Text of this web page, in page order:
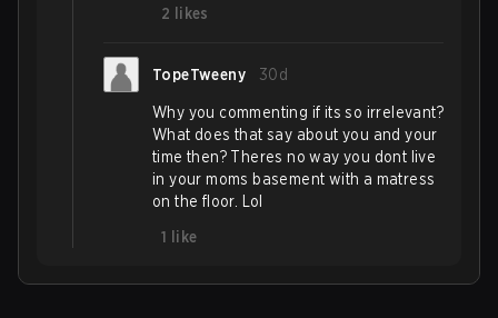
2
likes
TopeTweeny 30d
Why you commenting if its so irrelevant?
What does that say about you and your
time then? Theres no way you dont live
in your moms basement with a matress
on the floor. Lol
1
like